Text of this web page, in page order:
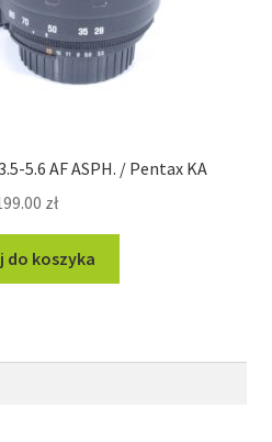
5.6 AF ASPH. / Pentax KA
zł
do koszyka